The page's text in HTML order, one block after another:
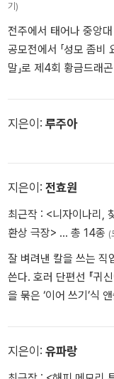
참고로 『당신이 찾아
의 거장 레이 브래드버
으로, 책의 형태를 넘어
“당신이 찾아 헤매는
는 것과 마찬가지 것들
신 속에서 찾아보시오.
담아 두는 것이지. 책
없소. 그 매력은 오로지
상들을 어떤 식으로 조
주는지, 그 이야기에 매
451』 중에서
■ 수록작 소개
기)
전주에서 태어나 중앙
공모전에서 「성모 좀비
말」로 제4회 황금드래
개벽의 군주』, 『테마는
지은이: 루주아
지은이: 전효원
최근작 : <니자이나리,
환상 극장> … 총 14종 (
잘 벼려낸 칼을 쓰는 직
쓴다. 호러 단편선 『귀
을 묶은 ‘이어 쓰기’식
3·4회 테이스티 문학상
한 작품 집필에 참여했다.
지은이: 유파랑